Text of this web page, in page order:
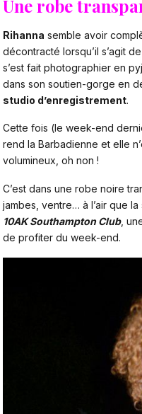
Une robe
Rihanna semble avoir
décontracté lorsqu’il s’agit
s’est fait photographier en
dans son soutien-gorge en
studio d’enregistrement.
Cette fois (le week-end
rend la Barbadienne et elle
volumineux, oh non !
C’est dans une robe noire
jambes, ventre… à l’air que
10AK Southampton Club,
de profiter du week-end.